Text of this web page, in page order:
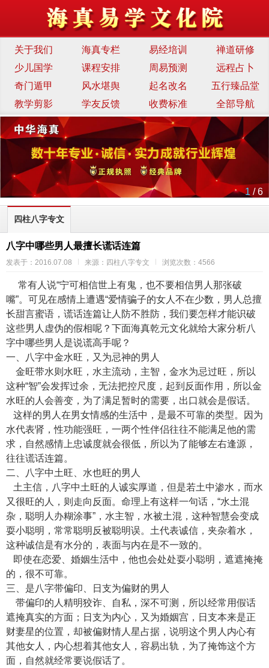
关于我们 海真专栏 易经培训
禅道研修
少儿国学
课程安排 周易预测
远程占卜
奇门遁甲
风水堪舆 起名改名
五行臻品堂
教学剪影
学友反馈 收费标准 全部导航
1 / 6
四柱八字专文
八字中哪些男人最擅长谎话连篇
发表于：2016.07.08 来源：四柱八字专文 浏览次数：4566
常有人说“宁可相信世上有鬼，也不要相信男人那张破
嘴”。可见在感情上遭遇“爱情骗子的女人不在少数，男人总擅
长甜言蜜语，谎话连篇让人防不胜防，我们要怎样才能识破
这些男人虚伪的假相呢？下面海真乾元文化就给大家分析八
字中哪些男人是说谎高手呢？
一、八字中金水旺，又为忌神的男人
金旺带水则水旺，水主流动，主智，金水为忌过旺，所以
这种“智”会发挥过余，无法把控尺度，起到反面作用，所以金
水旺的人会善变，为了满足暂时的需要，出口就会是假话。
这样的男人在男女情感的生活中，是最不可靠的类型。因为
水代表肾，性功能强旺，一两个性伴侣往往不能满足他的需
求，自然感情上忠诚度就会很低，所以为了能够左右逢源，
往往谎话连篇。
二、八字中土旺、水也旺的男人
土主信，八字中土旺的人诚实厚道，但是若土中渗水，而水
又很旺的人，则走向反面。命理上有这样一句话，“水土混
杂，聪明人办糊涂事”，水主智，水被土混，这种智慧会变成
耍小聪明，常常聪明反被聪明误。土代表诚信，夹杂着水，
这种诚信是有水分的，表面与内在是不一致的。
即使在恋爱、婚姻生活中，他也会处处耍小聪明，遮遮掩掩
的，很不可靠。
三、是八字带偏印、日支为偏财的男人
带偏印的人精明狡诈、自私，深不可测，所以经常用假话
遮掩真实的方面；日支为内心，又为婚姻宫，日支本来是正
财妻星的位置，却被偏财情人星占据，说明这个男人内心有
其他女人，内心想着其他女人，容易出轨，为了掩饰这个方
面，自然就经常要说假话了。